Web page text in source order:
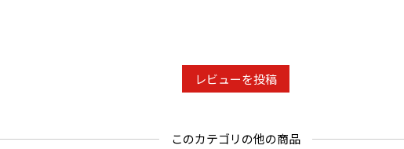
レビューを投稿
このカテゴリの他の商品